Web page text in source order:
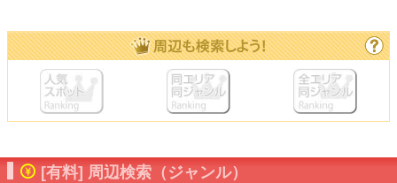
[有料] 周辺検索（ジャンル）